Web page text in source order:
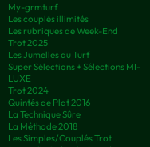
My-grmturf
Les couplés illimités
Les rubriques de Week-End
Trot 2025
Les Jumelles du Turf
Super Sélections + Sélections MI-
LUXE
Trot 2024
Quintés de Plat 2016
La Technique Sûre
La Méthode 2018
Les Simples/Couplés Trot